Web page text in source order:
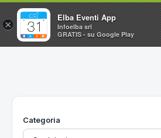
Home
Utilità
Categoria
×
Elba Eventi App
Infoelba srl
GRATIS - su Google Play